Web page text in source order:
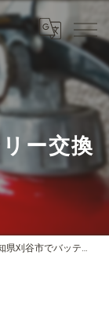
ー交換
刈谷市でバッテリー交換